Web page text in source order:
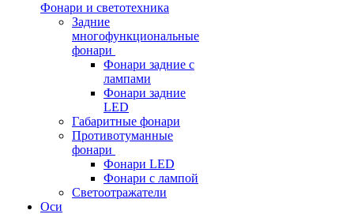
Фонари и светотехника
Задние
многофункциональные
фонари
Фонари задние с
лампами
Фонари задние
LED
Габаритные фонари
Противотуманные
фонари
Фонари LED
Фонари с лампой
Светоотражатели
Оси